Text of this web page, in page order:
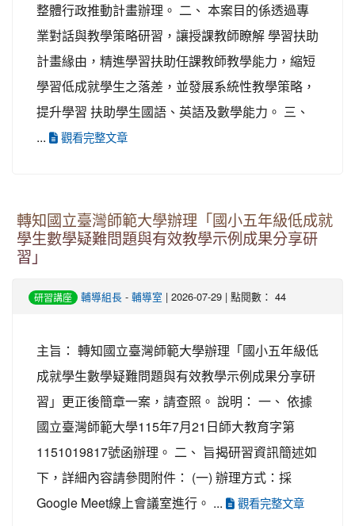
整體行政推動計畫辦理。 二、 本案目的係透過專
業對話與教學策略研習，讓授課教師瞭解 學習扶助
計畫緣由，精進學習扶助任課教師教學能力，縮短
學習低成就學生之落差，並發展系統性教學策略，
提升學習 扶助學生國語、英語及數學能力。 三、
...
觀看完整文章
轉知國立臺灣師範大學辦理「國小五年級低成就
學生數學疑難問題與有效教學示例成果分享研
習」
研習講座 輔導組長 - 輔導室 | 2026-07-29 | 點閱數： 44
主旨： 轉知國立臺灣師範大學辦理「國小五年級低
成就學生數學疑難問題與有效教學示例成果分享研
習」更正後簡章一案，請查照。 說明： 一、 依據
國立臺灣師範大學115年7月21日師大教育字第
1151019817號函辦理。 二、 旨揭研習資訊簡述如
下，詳細內容請參閱附件： (一) 辦理方式：採
Google Meet線上會議室進行。 ...
觀看完整文章